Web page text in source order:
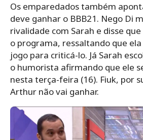
Os emparedados também
deve ganhar o BBB21. Nego Di
rivalidade com Sarah e disse
o programa, ressaltando que ela
jogo para criticá-lo. Já Sarah
o humorista afirmando que ele
nesta terça-feira (16). Fiuk, por
Arthur não vai ganhar.